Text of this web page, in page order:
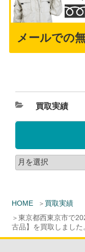
HOME
買取実績
東京都西東京市で
古品】を買取しました
メールでの
買取実績